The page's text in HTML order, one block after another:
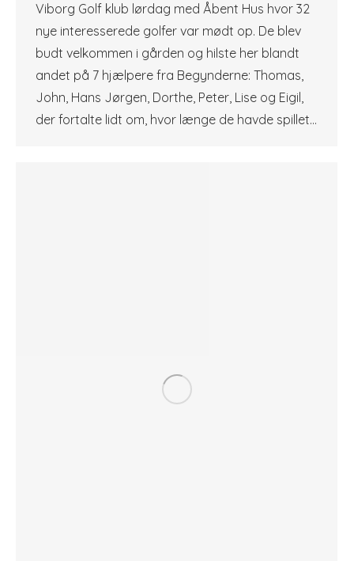
Viborg Golf klub lørdag med Åbent Hus hvor 32
nye interesserede golfer var mødt op. De blev
budt velkommen i gården og hilste her blandt
andet på 7 hjælpere fra Begynderne: Thomas,
John, Hans Jørgen, Dorthe, Peter, Lise og Eigil,
der fortalte lidt om, hvor længe de havde spillet…